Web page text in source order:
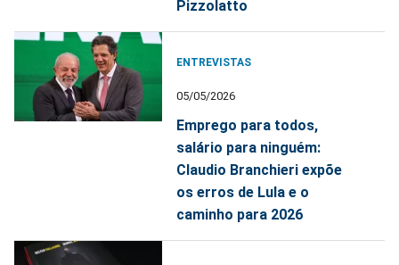
Pizzolatto
ENTREVISTAS
05/05/2026
Emprego para todos,
salário para ninguém:
Claudio Branchieri expõe
os erros de Lula e o
caminho para 2026